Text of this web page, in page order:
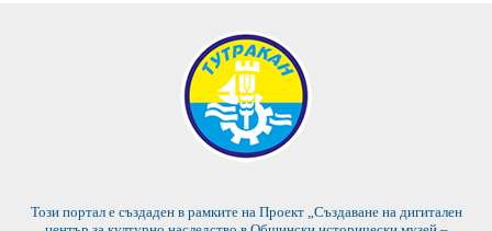
Този портал е създаден в рамките на Проект „Създаване на дигитален